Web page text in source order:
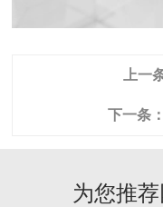
上一
下一条：
为您推